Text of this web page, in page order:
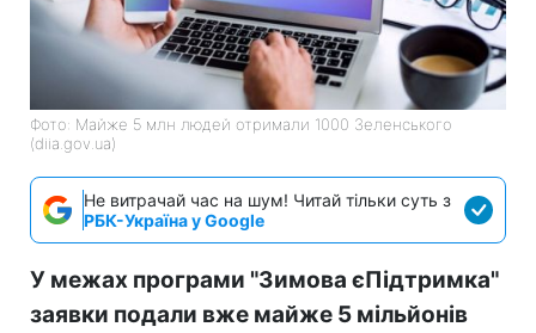
Фото: Майже 5 млн людей отримали 1000 Зеленського
(diia.gov.ua)
Не витрачай час на шум! Читай тільки суть з
РБК-Україна у Google
У межах програми "Зимова єПідтримка"
заявки подали вже майже 5 мільйонів